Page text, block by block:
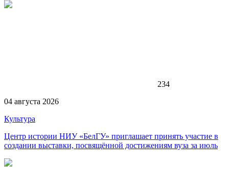
234
04 августа 2026
Культура
Центр истории НИУ «БелГУ» приглашает принять участие в
создании выставки, посвящённой достижениям вуза за июль